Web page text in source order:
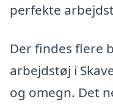
perfekte
Der findes flere
arbejdstøj i
og omegn. Det